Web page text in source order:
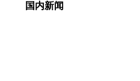
国内新闻